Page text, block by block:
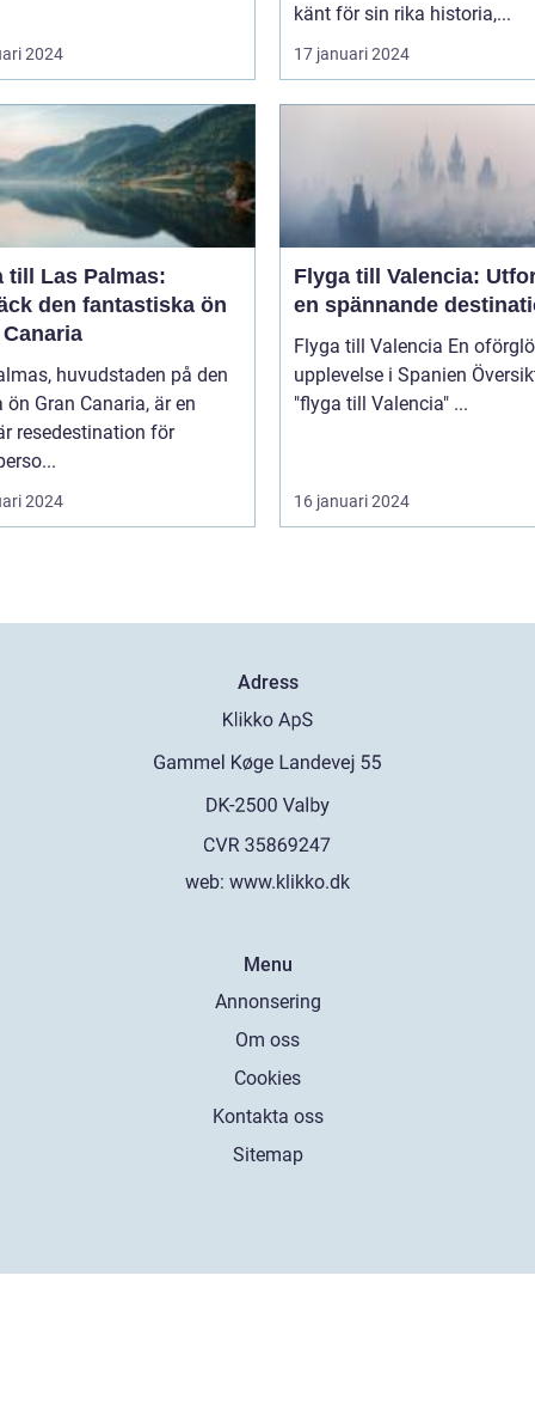
2024
känt för sin rika historia,...
17 januari 2024
till Las Palmas:
den fantastiska ön
huvudstaden på den
ön Gran Canaria, är en
resedestination för
2024
Flyga till Valencia:
en spännande
Flyga till Valencia En oförglömlig
upplevelse i Spanien Översikt över
"flyga till Valencia" ...
16 januari 2024
Adress
web: www.klikko.dk
Menu
Annonsering
Om oss
Cookies
Kontakta oss
Sitemap